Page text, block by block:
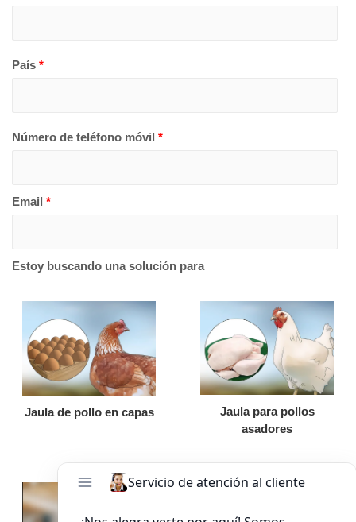
País *
Número de teléfono móvil *
Email *
Estoy buscando una solución para
Jaula de pollo en capas
Jaula para pollos
asadores